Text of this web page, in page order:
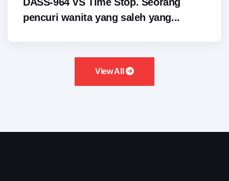
pencuri wanita yang saleh yang...
View All